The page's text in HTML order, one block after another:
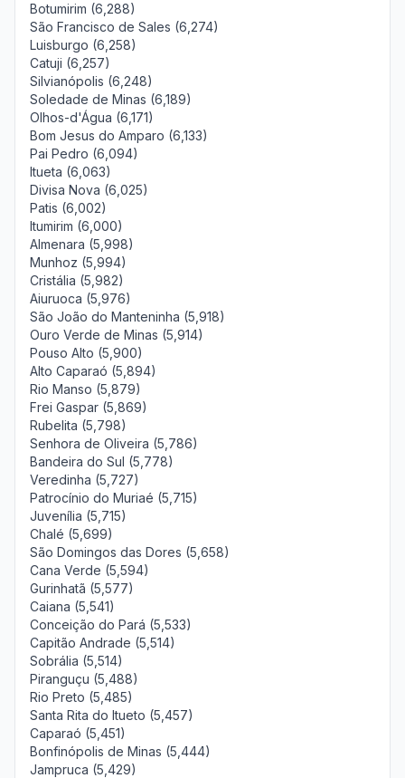
Botumirim (6,288)
São Francisco de Sales (6,274)
Luisburgo (6,258)
Catuji (6,257)
Silvianópolis (6,248)
Soledade de Minas (6,189)
Olhos-d'Água (6,171)
Bom Jesus do Amparo (6,133)
Pai Pedro (6,094)
Itueta (6,063)
Divisa Nova (6,025)
Patis (6,002)
Itumirim (6,000)
Almenara (5,998)
Munhoz (5,994)
Cristália (5,982)
Aiuruoca (5,976)
São João do Manteninha (5,918)
Ouro Verde de Minas (5,914)
Pouso Alto (5,900)
Alto Caparaó (5,894)
Rio Manso (5,879)
Frei Gaspar (5,869)
Rubelita (5,798)
Senhora de Oliveira (5,786)
Bandeira do Sul (5,778)
Veredinha (5,727)
Patrocínio do Muriaé (5,715)
Juvenília (5,715)
Chalé (5,699)
São Domingos das Dores (5,658)
Cana Verde (5,594)
Gurinhatã (5,577)
Caiana (5,541)
Conceição do Pará (5,533)
Capitão Andrade (5,514)
Sobrália (5,514)
Piranguçu (5,488)
Rio Preto (5,485)
Santa Rita do Itueto (5,457)
Caparaó (5,451)
Bonfinópolis de Minas (5,444)
Jampruca (5,429)